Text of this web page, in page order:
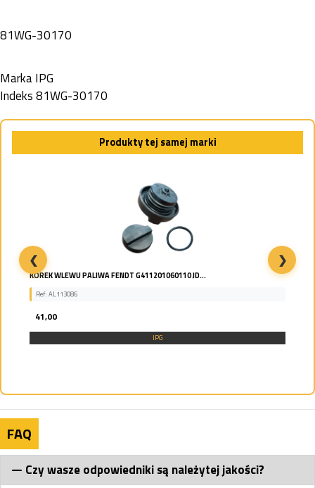
81WG-30170
MarkaIPG
Indeks81WG-30170
Produkty tej samej marki
KOREK WLEWU PALIWA FENDT G411201060110 JD...
Ref: AL113086
41,00
IPG
❮ ❯
FAQ
Czy wasze odpowiedniki są należytej jakości?